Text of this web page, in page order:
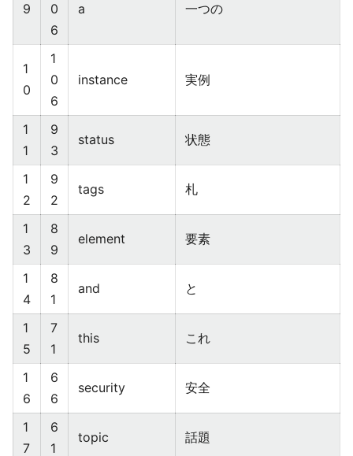
9
0
6
a 一つの
1
0
1
0
6
instance 実例
1
1
9
3
status 状態
1
2
9
2
tags 札
1
3
8
9
element 要素
1
4
8
1
and と
1
5
7
1
this これ
1
6
6
6
security 安全
1
7
6
1
topic 話題